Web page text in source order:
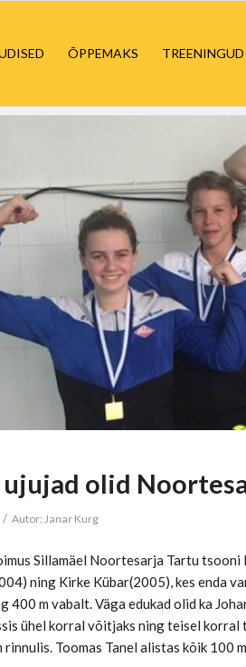
ÕPPEMAKS
olid
/ Autor:Janar Kurg
Sillamäel Noortesarja Tartu
ning Kirke Kübar(2005), kes enda
400 m vabalt. Väga edukad olid ka
ühel korral võitjaks ning teisel korral
rinnulis. Toomas Tanel alistas kõik 100